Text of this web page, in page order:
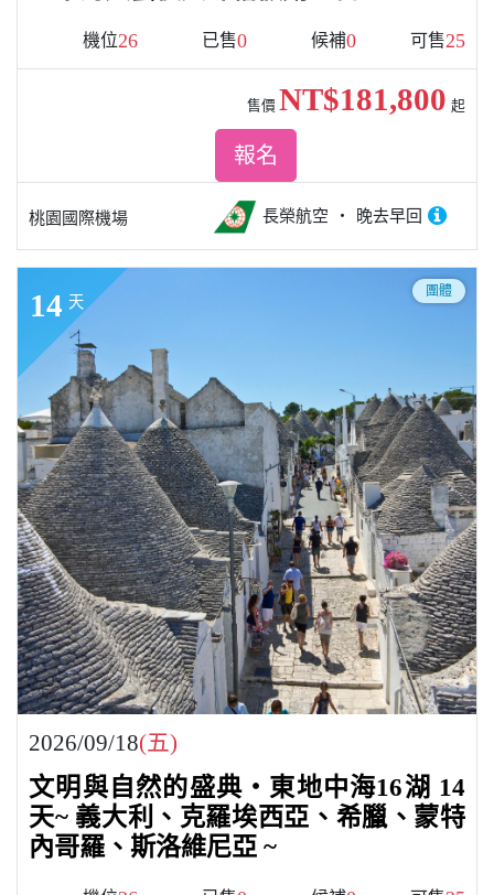
機位26 已售0 候補0 可售25
桃園國際機場 長榮航空 晚去早回
售價 NT$181,800 起
報名
14 天
團體
2026/09/18(五)
文明與自然的盛典・東地中海16湖 14
天~ 義大利、克羅埃西亞、希臘、蒙特
內哥羅、斯洛維尼亞 ~